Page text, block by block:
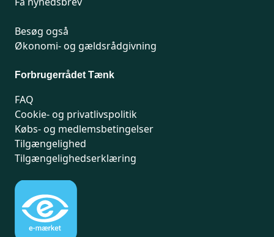
Besøg også
Økonomi- og gældsrådgivning
Forbrugerrådet Tænk
FAQ
Cookie- og privatlivspolitik
Købs- og medlemsbetingelser
Tilgængelighed
Tilgængelighedserklæring